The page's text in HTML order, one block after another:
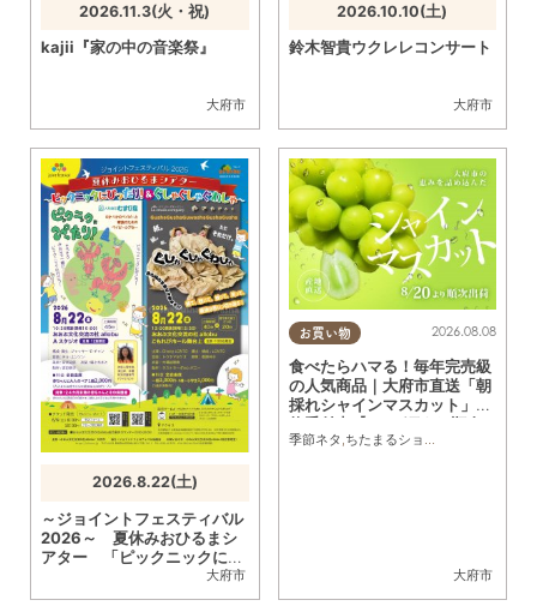
大府市
2026.11.3(火・祝)
kajii『家の中の音楽祭』
大府市
2026.10.10(土)
鈴木智貴ウクレレコンサート
大府市
2026.8.22(土)
～ジョイントフェスティバル
2026～ 夏休みおひるまシ
アター 「ピックニックにぴ
ったり！＆ぐしゃぐしゃぐわ
しゃ」
お買い物
大府市
2026.08.08
食べたらハマる！毎年完売級
の人気商品｜大府市直送「朝
採れシャインマスカット」予
約受付中【8/20頃より順次
配送】／ちたまるショッピン
季節ネタ ちたまるショッピング